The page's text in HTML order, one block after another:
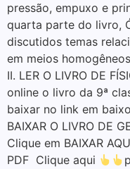
pressão, empuxo e
quarta parte do livro,
discutidos temas
em meios
II. LER O LIVRO DE
online o livro da 9ª
baixar no link em
BAIXAR O LIVRO DE
Clique em BAIXAR
PDF Clique aqui